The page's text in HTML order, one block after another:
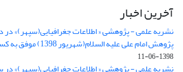
آخرین اخبار
نشریه علمی - پژوهشی « اطلاعات جغرافیایی(سپهر)»
پژوهش امام علی علیه السلام(شهریور 1398) موفق به کسب رتبه اول گردید.
1398-06-11